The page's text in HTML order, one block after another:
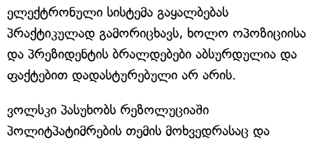
ელექტრონული სისტემა გაყალბებას
პრაქტიკულად გამორიცხავს, ხოლო ოპოზიციისა
და პრეზიდენტის ბრალდებები აბსურდულია და
ფაქტებით დადასტურებული არ არის.
ვოლსკი პასუხობს რეზოლუციაში
პოლიტპატიმრების თემის მოხვედრასაც და